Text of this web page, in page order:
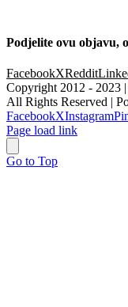
Podjelite ovu objavu,
FacebookXReddit
Copyright 2012 - 2023 |
All Rights Reserved |
FacebookXInstagram
Page load link
Go to Top